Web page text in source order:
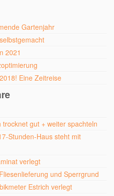
Gartenjahr
2021
Eine Zeitreise
trocknet gut + weiter spachteln
Stunden-Haus steht mit
verlegt
und Sperrgrund
Estrich verlegt